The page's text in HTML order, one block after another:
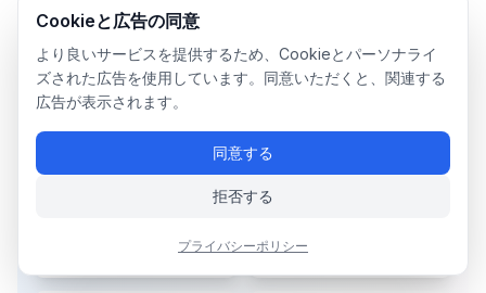
0 표
263위
NINE
Cookieと広告の同意
より良いサービスを提供するため、Cookieとパーソナライ
ズされた広告を使用しています。同意いただくと、関連する
広告が表示されます。
同意する
拒否する
プライバシーポリシー